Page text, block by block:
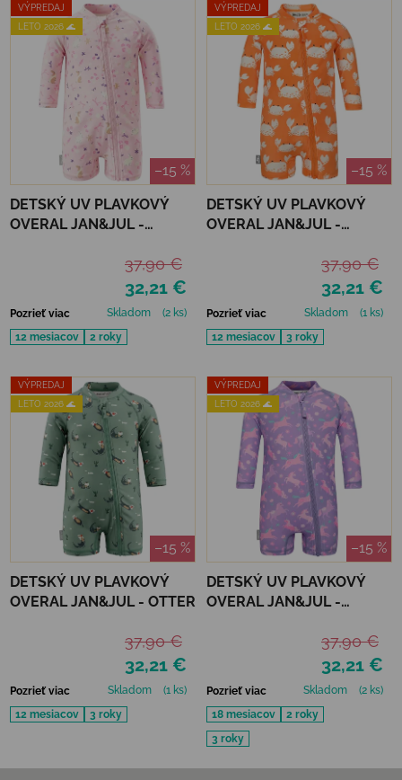
VÝPREDAJ
LETO 2026 🌊
–15 %
DETSKÝ UV PLAVKOVÝ
OVERAL JAN&JUL -
32,21 €
37,90 €
Pozrieť viac Skladom
(2 ks)
12 mesiacov
2 roky
VÝPREDAJ
LETO 2026 🌊
–15 %
DETSKÝ UV PLAVKOVÝ
OVERAL JAN&JUL -
32,21 €
37,90 €
Pozrieť viac Skladom
(1 ks)
12 mesiacov
3 roky
VÝPREDAJ
LETO 2026 🌊
–15 %
DETSKÝ UV PLAVKOVÝ
OVERAL JAN&JUL - OTTER
32,21 €
37,90 €
Pozrieť viac Skladom
(1 ks)
12 mesiacov
3 roky
VÝPREDAJ
LETO 2026 🌊
–15 %
DETSKÝ UV PLAVKOVÝ
OVERAL JAN&JUL -
32,21 €
37,90 €
Pozrieť viac Skladom
(2 ks)
18 mesiacov
2 roky
3 roky